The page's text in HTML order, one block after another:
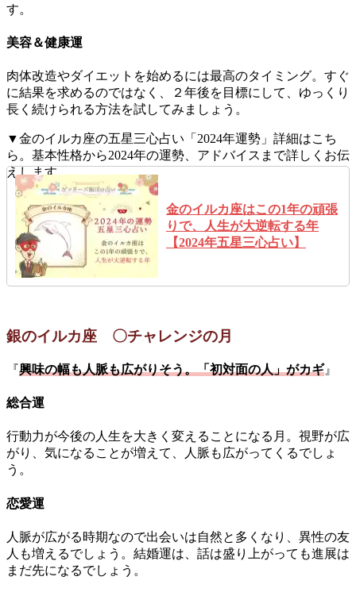
す。
美容＆健康運
肉体改造やダイエットを始めるには最高のタイミング。すぐ
に結果を求めるのではなく、２年後を目標にして、ゆっくり
長く続けられる方法を試してみましょう。
▼金のイルカ座の五星三心占い「2024年運勢」詳細はこち
ら。基本性格から2024年の運勢、アドバイスまで詳しくお伝
えします。
金のイルカ座はこの1年の頑張
りで、人生が大逆転する年
【2024年五星三心占い】
銀のイルカ座 〇チャレンジの月
『興味の幅も人脈も広がりそう。「初対面の人」がカギ』
総合運
行動力が今後の人生を大きく変えることになる月。視野が広
がり、気になることが増えて、人脈も広がってくるでしょ
う。
恋愛運
人脈が広がる時期なので出会いは自然と多くなり、異性の友
人も増えるでしょう。結婚運は、話は盛り上がっても進展は
まだ先になるでしょう。